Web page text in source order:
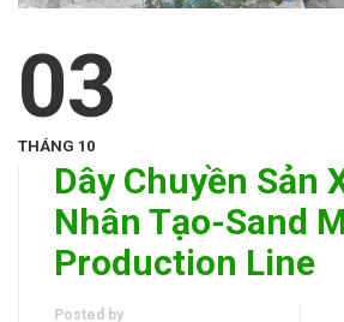
03
THÁNG 10
Dây Chuyền Sản
Nhân Tạo-Sand
Production Line
Posted by